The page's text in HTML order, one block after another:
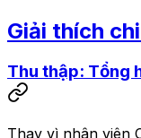
Giải thích
Thu thập: Tổng
Thay vì nhân viên